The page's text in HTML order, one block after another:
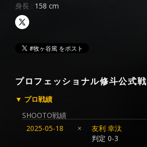
身長 : 158 cm
プロフェッショナル修斗公式戦
▼ プロ戦績
SHOOTO戦績
2025-05-18
×
友利 幸汰
判定 0-3